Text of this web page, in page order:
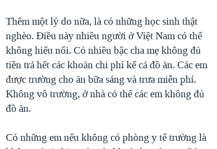
Thêm một lý do nữa, là có những học sinh thật
nghèo. Điều này nhiều người ở Việt Nam có thể
không hiểu nổi. Có nhiều bậc cha mẹ không đủ
tiền trả hết các khoản chi phí kể cả đồ ăn. Các em
được trường cho ăn bữa sáng và trưa miễn phí.
Không vô trường, ở nhà có thể các em không đủ
đồ ăn.
Có những em nếu không có phòng y tế trường là